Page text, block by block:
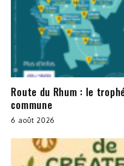
Route du Rhum : le
commune
6 août 2026